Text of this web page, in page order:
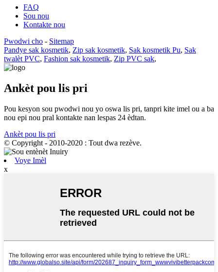
FAQ
Sou nou
Kontakte nou
Pwodwi cho - Sitemap
Pandye sak kosmetik, Zip sak kosmetik, Sak kosmetik Pu, Sak
twalèt PVC, Fashion sak kosmetik, Zip PVC sak,
Ankèt pou lis pri
Pou kesyon sou pwodwi nou yo oswa lis pri, tanpri kite imel ou a ba
nou epi nou pral kontakte nan lespas 24 èdtan.
Ankèt pou lis pri
© Copyright - 2010-2020 : Tout dwa rezève.
Voye Imèl
x